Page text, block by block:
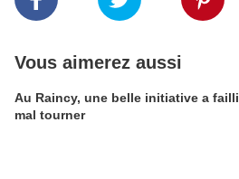
Vous aimerez aussi
Au Raincy, une belle initiative a failli
mal tourner